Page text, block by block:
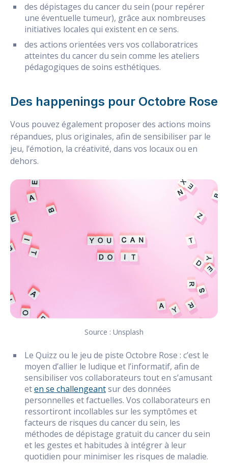
des dépistages du cancer du sein (pour repérer
une éventuelle tumeur), grâce aux nombreuses
initiatives locales qui existent en ce sens.
des actions orientées vers vos collaboratrices
atteintes du cancer du sein comme les ateliers
pédagogiques de soins esthétiques.
Des happenings pour Octobre Rose
Vous pouvez également proposer des actions moins
répandues, plus originales, afin de sensibiliser par le
jeu, l’émotion, la créativité, dans vos locaux ou en
dehors.
Source : Unsplash
Le Quizz ou le jeu de piste Octobre Rose : c’est le
moyen d’allier le ludique et l’informatif, afin de
sensibiliser vos collaborateurs tout en s’amusant
eten se challengeantsur des données
personnelles et factuelles. Vos collaborateurs en
ressortiront incollables sur les symptômes et
facteurs de risques du cancer du sein, les
méthodes de dépistage gratuit du cancer du sein
et les gestes et habitudes à intégrer à leur
quotidien pour minimiser les risques de maladie.